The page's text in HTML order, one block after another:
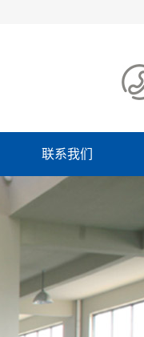
联系我们